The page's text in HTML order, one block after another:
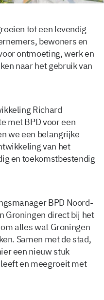
tot een levendig
bewoners en
ontmoeting, werk en
naar het gebruik van
Richard
met BPD voor een
we een belangrijke
van het
en toekomstbestendig
BPD Noord-
Groningen direct bij het
alles wat Groningen
Samen met de stad,
een nieuw stuk
en meegroeit met